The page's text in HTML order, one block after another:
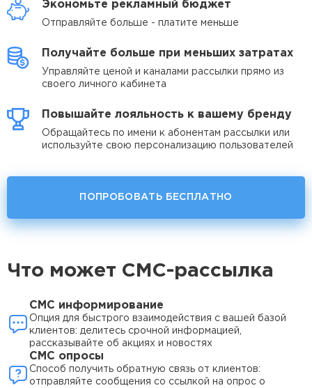
Экономьте рекламный бюджет
Отправляйте больше - платите меньше
Получайте больше при меньших затратах
Управляйте ценой и каналами рассылки прямо из
своего личного кабинета
Повышайте лояльность к вашему бренду
Обращайтесь по имени к абонентам рассылки или
используйте свою персонализацию пользователей
ПОПРОБОВАТЬ БЕСПЛАТНО
Что может СМС-рассылка
СМС информирование
Опция для быстрого взаимодействия с вашей базой
клиентов: делитесь срочной информацией,
рассказывайте об акциях и новостях
СМС опросы
Способ получить обратную связь от клиентов:
отправляйте сообщения со ссылкой на опрос о